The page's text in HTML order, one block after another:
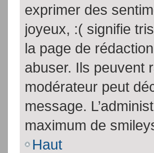
exprimer des
joyeux, :( signifie
la page de
abuser. Ils peuvent
modérateur peut
message.
maximum de
Haut